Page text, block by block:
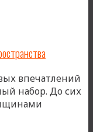
впечатлений
набор. До сих